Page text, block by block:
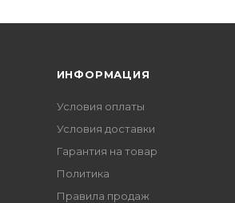
ИНФОРМАЦИЯ
Условия оплаты
Условия доставки
Гарантия на товар
Политика
Правила продаж